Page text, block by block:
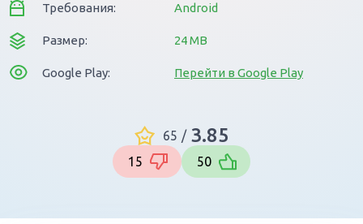
Требования: Android
Размер: 24 MB
Google Play: Перейти в Google Play
65 / 3.85
15 50